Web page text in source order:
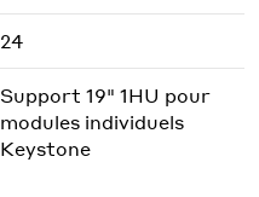
24
Support 19" 1HU pour
modules individuels
Keystone